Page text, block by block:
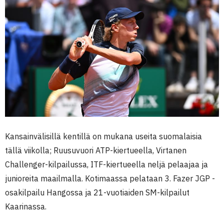
Kansainvälisillä kentillä on mukana useita suomalaisia
tällä viikolla; Ruusuvuori ATP-kiertueella, Virtanen
Challenger-kilpailussa, ITF-kiertueella neljä pelaajaa ja
junioreita maailmalla. Kotimaassa pelataan 3. Fazer JGP -
osakilpailu Hangossa ja 21-vuotiaiden SM-kilpailut
Kaarinassa.